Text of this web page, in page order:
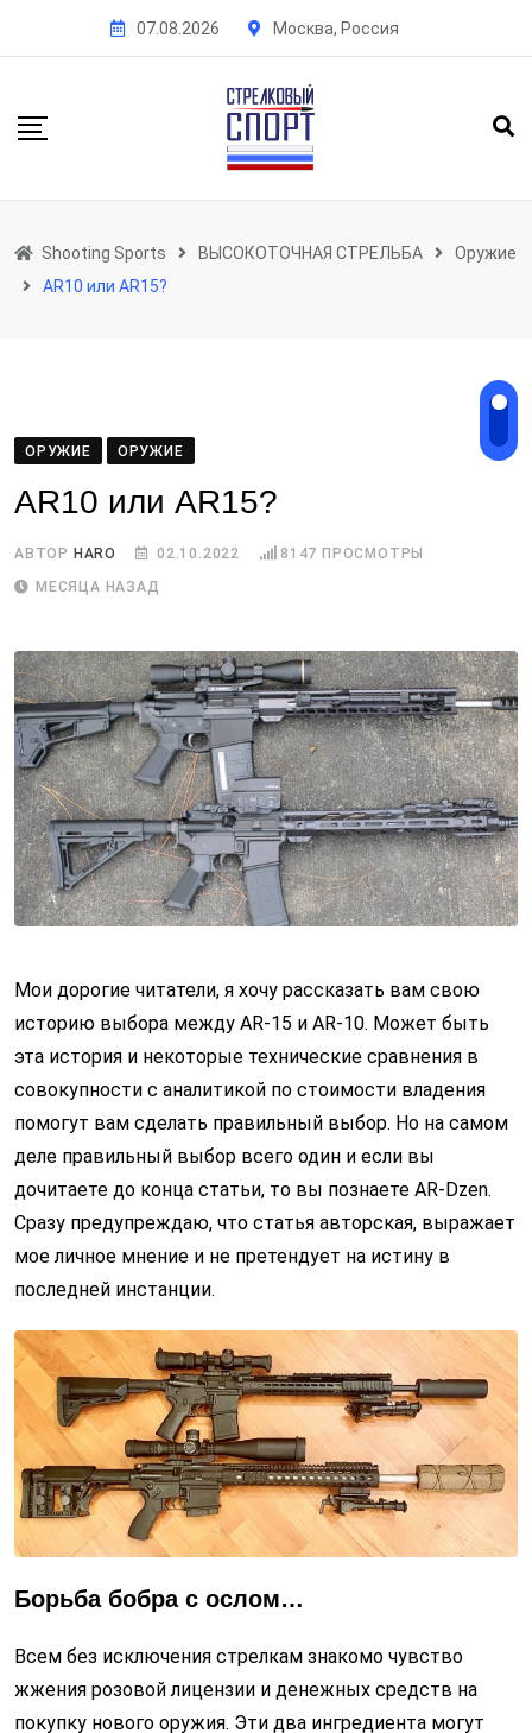
07.08.2026 Москва, Россия
Shooting Sports ВЫСОКОТОЧНАЯ СТРЕЛЬБА
Оружие
AR10 или AR15?
ОРУЖИЕ ОРУЖИЕ
AR10 или AR15?
АВТОР HARO 02.10.2022 8147 ПРОСМОТРЫ
МЕСЯЦА НАЗАД
Мои дорогие читатели, я хочу рассказать вам свою
историю выбора между AR-15 и AR-10. Может быть
эта история и некоторые технические сравнения в
совокупности с аналитикой по стоимости владения
помогут вам сделать правильный выбор. Но на самом
деле правильный выбор всего один и если вы
дочитаете до конца статьи, то вы познаете AR-Dzen.
Сразу предупреждаю, что статья авторская, выражает
мое личное мнение и не претендует на истину в
последней инстанции.
Борьба бобра с ослом…
Всем без исключения стрелкам знакомо чувство
жжения розовой лицензии и денежных средств на
покупку нового оружия. Эти два ингредиента могут